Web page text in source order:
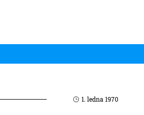
1. ledna 1970